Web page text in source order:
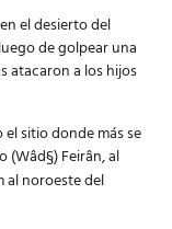
el desierto del
de golpear una
atacaron a los hijos
sitio donde más se
(Wâd§) Feirân, al
al noroeste del